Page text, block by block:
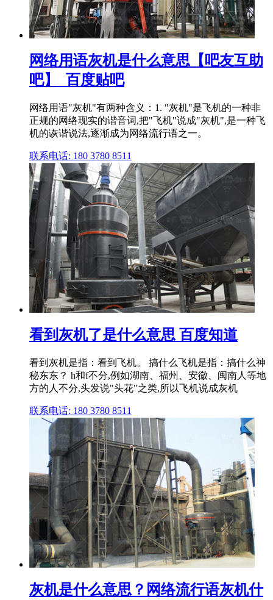
网络用语灰机是什么意思【吧友互助
吧】_百度贴吧
网络用语"灰机"有两种含义：1. "灰机"是飞机的一种非
正规的网络现实的谐音词,把"飞机"说成"灰机",是一种飞
机的诙谐说法,逐渐成为网络流行语之一。
联系电话: 180 3780 8511
看到灰机了是什么意思 百度知道
看到灰机是指：看到飞机。 搞什么飞机是指：搞什么神
秘东东？ h和f不分,例如湖南、福州、安徽、闽南人等地
方的人不分,头发说"头花"之类,所以飞机说成灰机
联系电话: 180 3780 8511
灰机是什么意思？网络流行语灰机什